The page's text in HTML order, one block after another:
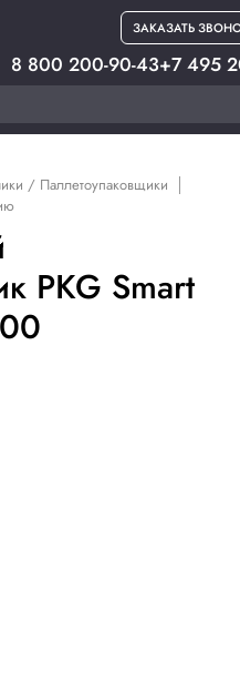
ЗАКАЗАТЬ
8 800 200-90-43+7 495
/ Паллетоупаковщики
PKG Smart